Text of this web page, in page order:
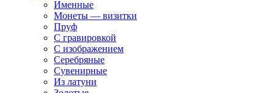
Именные
Монеты — визитки
Пруф
С гравировкой
С изображением
Серебряные
Сувенирные
Из латуни